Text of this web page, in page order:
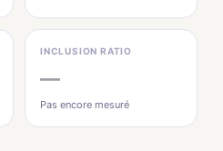
INCLUSION RATIO
—
Pas encore mesuré